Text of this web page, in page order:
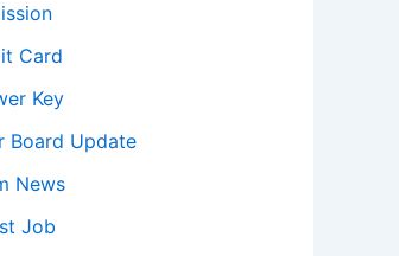
Card
Key
Board Update
News
Job